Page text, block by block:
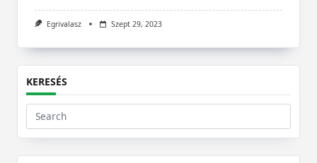
Egrivalasz Szept 29, 2023
KERESÉS
Search
for: